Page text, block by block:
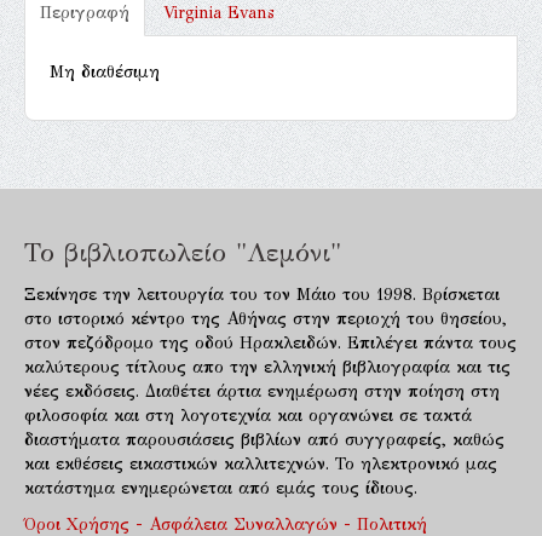
Περιγραφή Virginia Evans
Μη διαθέσιμη
Το βιβλιοπωλείο "Λεμόνι"
Ξεκίνησε την λειτουργία του τον Μάιο του 1998. Βρίσκεται
στο ιστορικό κέντρο της Αθήνας στην περιοχή του θησείου,
στον πεζόδρομο της οδού Ηρακλειδών. Επιλέγει πάντα τους
καλύτερους τίτλους απο την ελληνική βιβλιογραφία και τις
νέες εκδόσεις. Διαθέτει άρτια ενημέρωση στην ποίηση στη
φιλοσοφία και στη λογοτεχνία και οργανώνει σε τακτά
διαστήματα παρουσιάσεις βιβλίων από συγγραφείς, καθώς
και εκθέσεις εικαστικών καλλιτεχνών. Το ηλεκτρονικό μας
κατάστημα ενημερώνεται από εμάς τους ίδιους.
Όροι Χρήσης - Ασφάλεια Συναλλαγών - Πολιτική